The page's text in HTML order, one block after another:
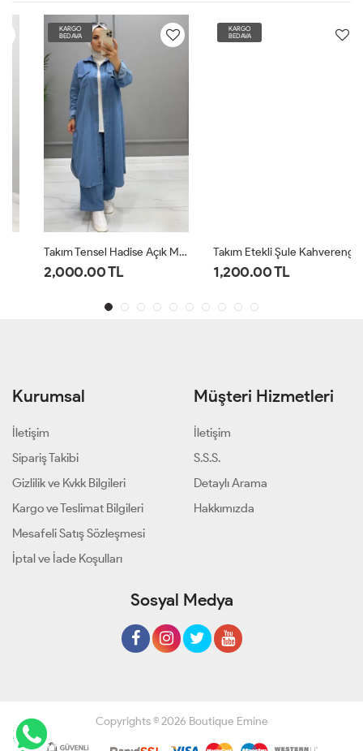
KARGO
BEDAVA
Takım Tensel Hadise Açık Mavi
2,000.00 TL
KARGO
BEDAVA
Takım Etekli Şule Kahverengi
1,200.00 TL
Kurumsal
İletişim
Sipariş Takibi
Gizlilik ve Kvkk Bilgileri
Kargo ve Teslimat Bilgileri
Mesafeli Satış Sözleşmesi
İptal ve İade Koşulları
Müşteri Hizmetleri
İletişim
S.S.S.
Detaylı Arama
Hakkımızda
Sosyal Medya
Copyrights © 2026 Boutique Emine